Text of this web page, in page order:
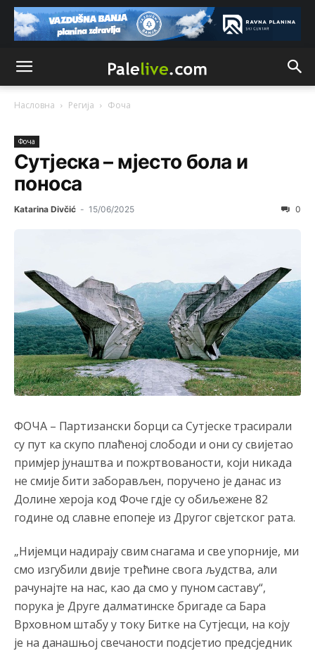
Насловна Регија Фоча
Фоча
Сутјеска – мјесто бола и
поноса
Katarina Divčić - 15/06/2025 0
ФОЧА – Партизански борци са Сутјеске трасирали
су пут ка скупо плаћеној слободи и они су свијетао
примјер јунаштва и пожртвованости, који никада
не смије бити заборављен, поручено је данас из
Долине хероја код Фоче гдје су обиљежене 82
године од славне епопеје из Другог свјетског рата.
„Нијемци надирају свим снагама и све упорније, ми
смо изгубили двије трећине свога људства, али
рачунајте на нас, као да смо у пуном саставу“,
порука је Друге далматинске бригаде са Бара
Врховном штабу у току Битке на Сутјесци, на коју
је на данашњој свечаности подсјетио предсједник